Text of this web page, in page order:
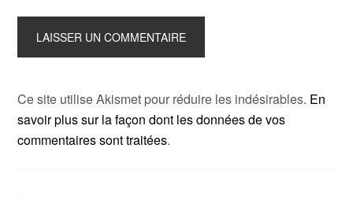
Ce site utilise Akismet pour réduire les indésirables. En
savoir plus sur la façon dont les données de vos
commentaires sont traitées.